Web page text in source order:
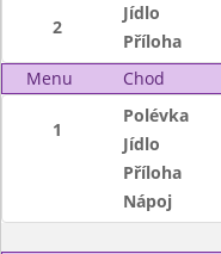
2
Jídlo
Příloha
Menu
Chod
1
Polévka
Jídlo
Příloha
Nápoj